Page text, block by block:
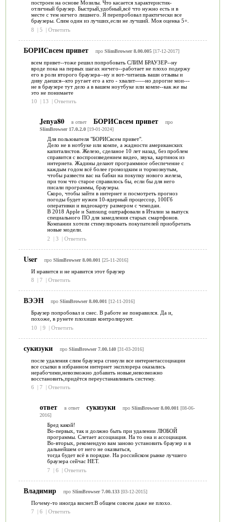
построен на основе Мозилы. Что касается характеристик-
отличный браузер. Быстрый,удобный,всё что нужно есть и в
месте с тем ничего лишнего. Я перепробовал практически все
браузеры. Слим один из лучших,если не лучший. Моя оценка 5+.
8
| 5 | Ответить
БОРИСвсем привет про SlimBrowser 8.00.005[17-12-2017]
всем привет--тоже решил попробовать СЛИМ БРАУЗЕР--ну
вроде пока на первых шагах ничего--работает не плохо подержу
его в роли второго браузера--ну и вот-читаешь ваши отзывы и
диву даешся--кто ругает его а кто - хвалит-----но дорогие мои---
не в браузере тут дело а в вашем ноутбуке или компе--как же вы
это не понимаете
10
| 13 | Ответить
Jenya80 в ответ БОРИСвсем привет
про
SlimBrowser 17.0.2.0[19-01-2024]
Для пользователя "БОРИСвсем привет".
Дело не в нотбуке или компе, а жадности американских
капиталистов. Железо, сделаное 10 лет назад, без проблем
справится с воспроизведением видео, звука, картинок из
интернета. Жадины делают программное обеспечение с
каждым годом всё более громоздким и тормознутым,
чтобы развести вас на бабки на покупку нового железа,
при том что старое справилось бы, если бы для него
писали программы, браузеры.
Скоро, чтобы зайти в интернет и посмотреть прогноз
погоды будет нужен 10-ядерный процессор, 100Гб
оперативки и видеокарту размером с чемодан.
В 2018 Apple и Samsung оштрафовали в Италии за выпуск
специального ПО для замедления старых смартфонов.
Компании хотели стимулировать покупателей приобретать
новые модели.
2
| 3 | Ответить
User про SlimBrowser 8.00.001 [25-11-2016]
И нравится и не нравится этот браузер
8
| 7 | Ответить
ВЭЭН про SlimBrowser 8.00.001 [12-11-2016]
Браузер попробовал и снес. В работе не понравился. Да и,
похоже, в рунете плохиши контролируют.
10
| 9 | Ответить
сукизуки про SlimBrowser 7.00.140[31-03-2016]
после удаления слим браузера сгинули все интернетассоциации
все ссылки в избранном интернет эксплорера оказались
нерабочими,невозможно добавить новые,невозможно
восстановить,придётся переустанавливать систему.
6
| 7 | Ответить
ответ в ответ сукизуки про SlimBrowser 8.00.001 [08-06-
2016]
Бред какой!
Во-первых, так и должно быть при удалении ЛЮБОЙ
программы. Слетает ассоциация. На то она и ассоциация.
Во-вторых, рекомендую вам заново установить браузер и в
дальнейшем от него не оказваться,
тогда будет всё в порядке. На российском рынке лучшего
браузера сейчас НЕТ.
7
| 6 | Ответить
Владимир про SlimBrowser 7.00.133[03-12-2015]
Почему-то иногда виснет.В общем совсем даже не плохо.
7
| 6 | Ответить